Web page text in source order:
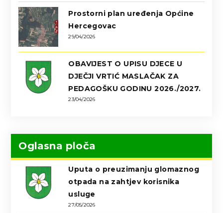
Prostorni plan uređenja Općine
Hercegovac
29/04/2026
OBAVIJEST O UPISU DJECE U
DJEČJI VRTIĆ MASLAČAK ZA
PEDAGOŠKU GODINU 2026./2027.
23/04/2026
Oglasna ploča
Uputa o preuzimanju glomaznog
otpada na zahtjev korisnika
usluge
27/05/2026